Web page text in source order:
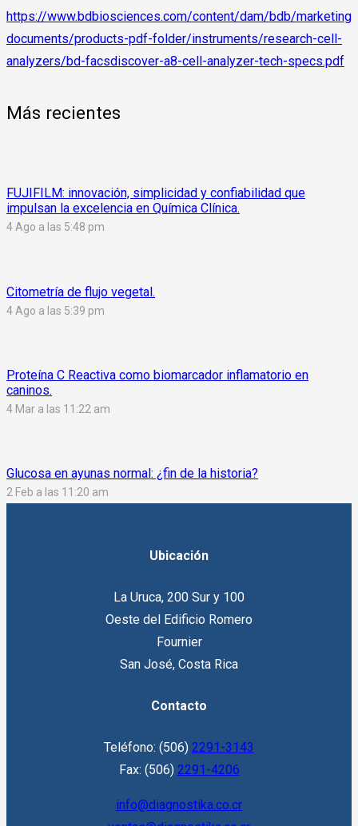
https://www.bdbiosciences.com/content/dam/bdb/marketing-
documents/products-pdf-folder/instruments/research-cell-
analyzers/bd-facsdiscover-a8-cell-analyzer-tech-specs.pdf
Más recientes
FUJIFILM: innovación, simplicidad y confiabilidad que
impulsan la excelencia en Química Clínica.
4 Ago a las 5:48 pm
Citometría de flujo vegetal.
4 Ago a las 5:39 pm
Proteína C Reactiva como biomarcador inflamatorio en
caninos.
4 Mar a las 11:22 am
Glucosa en ayunas normal: ¿fin de la historia?
2 Feb a las 11:20 am
Ubicación
La Uruca, 200 Sur y 100
Oeste del Edificio Romero
Fournier
San José, Costa Rica
Contacto
Teléfono: (506) 2291-3143
Fax: (506) 2291-4206
info@diagnostika.co.cr